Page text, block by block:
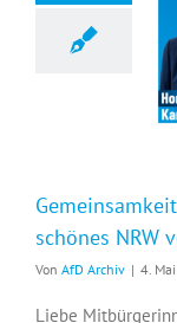
schönes NRW
Von AfD Archiv | 4.
Liebe